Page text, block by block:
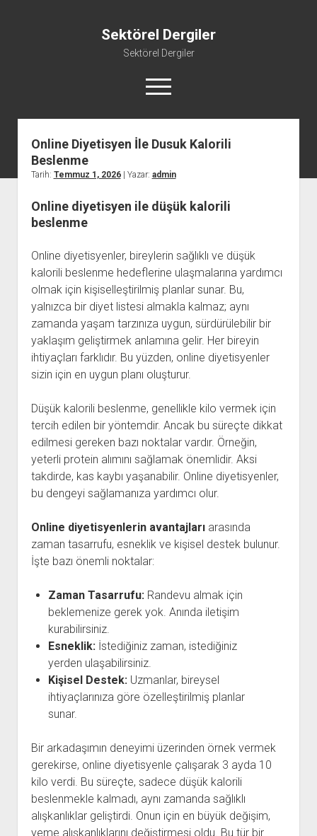
Sektörel Dergiler
Sektörel Dergiler
menüyü
aç
Linkedin Beğeni Atma Ücretsiz
Twitter Gizli Yanıt Görme
Online Diyetisyen İle Dusuk Kalorili
Beslenme
Tarih: Temmuz 1, 2026| Yazar: admin
Online diyetisyen ile düşük kalorili
beslenme
Online diyetisyenler, bireylerin sağlıklı ve düşük
kalorili beslenme hedeflerine ulaşmalarına yardımcı
olmak için kişiselleştirilmiş planlar sunar. Bu,
yalnızca bir diyet listesi almakla kalmaz; aynı
zamanda yaşam tarzınıza uygun, sürdürülebilir bir
yaklaşım geliştirmek anlamına gelir. Her bireyin
ihtiyaçları farklıdır. Bu yüzden, online diyetisyenler
sizin için en uygun planı oluşturur.
Düşük kalorili beslenme, genellikle kilo vermek için
tercih edilen bir yöntemdir. Ancak bu süreçte dikkat
edilmesi gereken bazı noktalar vardır. Örneğin,
yeterli protein alımını sağlamak önemlidir. Aksi
takdirde, kas kaybı yaşanabilir. Online diyetisyenler,
bu dengeyi sağlamanıza yardımcı olur.
Online diyetisyenlerin avantajlarıarasında
zaman tasarrufu, esneklik ve kişisel destek bulunur.
İşte bazı önemli noktalar:
Zaman Tasarrufu:Randevu almak için
beklemenize gerek yok. Anında iletişim
kurabilirsiniz.
Esneklik:İstediğiniz zaman, istediğiniz
yerden ulaşabilirsiniz.
Kişisel Destek:Uzmanlar, bireysel
ihtiyaçlarınıza göre özelleştirilmiş planlar
sunar.
Bir arkadaşımın deneyimi üzerinden örnek vermek
gerekirse, online diyetisyenle çalışarak 3 ayda 10
kilo verdi. Bu süreçte, sadece düşük kalorili
beslenmekle kalmadı, aynı zamanda sağlıklı
alışkanlıklar geliştirdi. Onun için en büyük değişim,
yeme alışkanlıklarını değiştirmesi oldu. Bu tür bir